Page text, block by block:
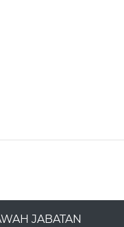
JABATAN